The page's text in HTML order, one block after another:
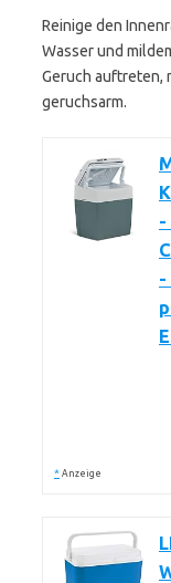
Reinige den
Wasser und
Geruch auftreten,
geruchsarm.
-
-
* Anzeige